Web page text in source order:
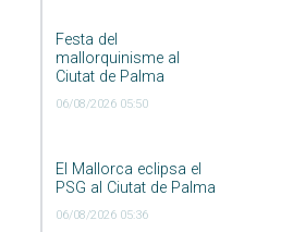
Festa del
mallorquinisme al
Ciutat de Palma
06/08/2026 05:50
El Mallorca eclipsa el
PSG al Ciutat de Palma
06/08/2026 05:36